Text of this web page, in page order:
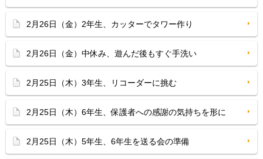
2月26日（金）2年生、カッターでタワー作り
2月26日（金）中休み、遊んだ後もすぐ手洗い
2月25日（木）3年生、リコーダーに挑む
2月25日（木）6年生、保護者への感謝の気持ちを形に
2月25日（木）5年生、6年生を送る会の準備